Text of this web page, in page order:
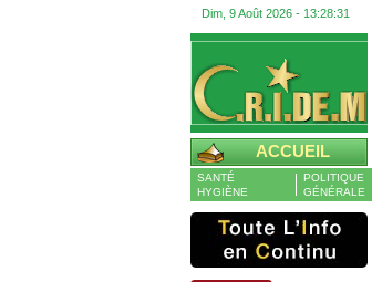
Dim, 9 Août 2026 - 13:28:32
ACCUEIL
SANTÉ
HYGIÈNE
POLITIQUE
GÉNÉRALE